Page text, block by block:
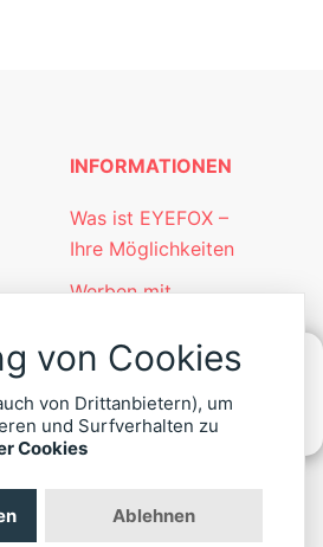
KONTAKT
INFORMATIONEN
Was ist EYEFOX –
Ihre Möglichkeiten
Werben mit
Kontakt
Datenschutz
Impressum
von Cookies
von Drittanbietern), um
und Surfverhalten zu
Cookies
Ablehnen